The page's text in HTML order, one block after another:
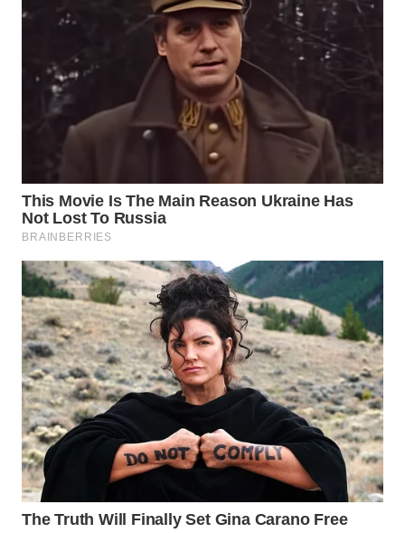
INFRASTRUKTUR
WAHANA
KONSUMEN
LISTRIK
WAHANA
TRAVEL
WAHANA
TV
WAHANANEWS
ID
WAHANANEWS
WAHANANEWS
NET